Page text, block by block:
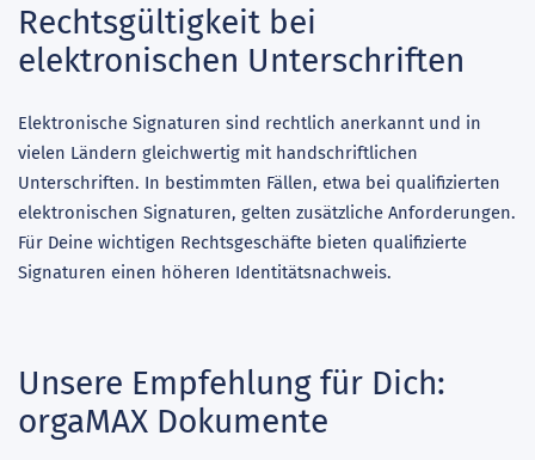
Rechtsgültigkeit bei
elektronischen Unterschriften
Elektronische Signaturen sind rechtlich anerkannt und in
vielen Ländern gleichwertig mit handschriftlichen
Unterschriften. In bestimmten Fällen, etwa bei qualifizierten
elektronischen Signaturen, gelten zusätzliche Anforderungen.
Für Deine wichtigen Rechtsgeschäfte bieten qualifizierte
Signaturen einen höheren Identitätsnachweis.
Unsere Empfehlung für Dich:
orgaMAX Dokumente